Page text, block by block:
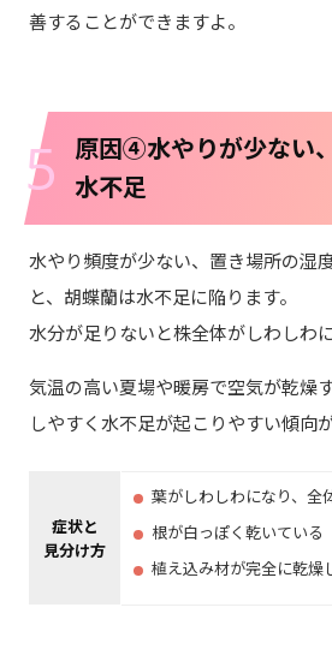
善することができますよ。
5
原因④水やりが少ない
水不足
水やり頻度が少ない、置き場所の湿
と、胡蝶蘭は水不足に陥ります。
水分が足りないと株全体がしわしわ
気温の高い夏場や暖房で空気が乾燥
しやすく水不足が起こりやすい傾向
症状と
見分け方
葉がしわしわになり、全
根が白っぽく乾いている
植え込み材が完全に乾燥